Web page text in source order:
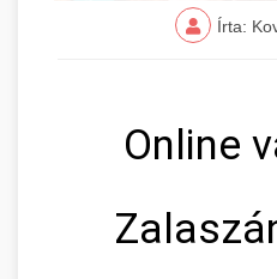
Írta:
Online